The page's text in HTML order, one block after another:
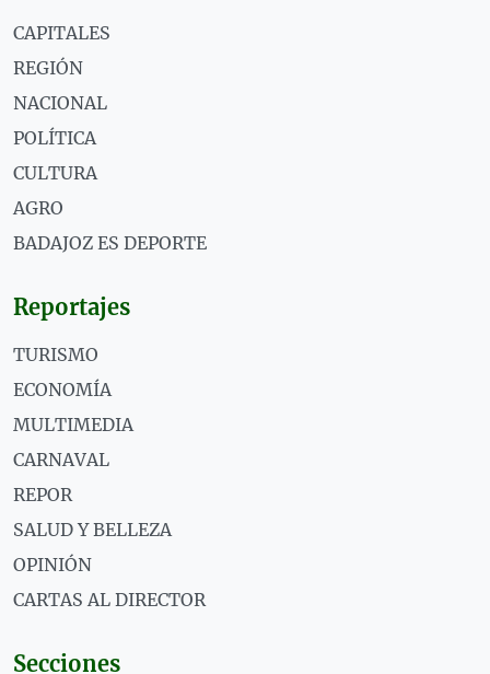
CAPITALES
REGIÓN
NACIONAL
POLÍTICA
CULTURA
AGRO
BADAJOZ ES DEPORTE
Reportajes
TURISMO
ECONOMÍA
MULTIMEDIA
CARNAVAL
REPOR
SALUD Y BELLEZA
OPINIÓN
CARTAS AL DIRECTOR
Secciones